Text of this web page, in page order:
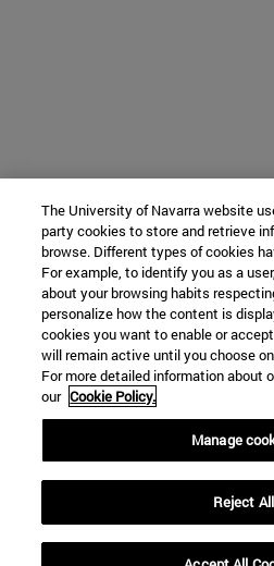
The University of Navarra website
party cookies to store and retrieve
browse. Different types of cookies
For example, to identify you as a
about your browsing habits
personalize how the content is
cookies you want to enable or
will remain active until you choose
For more detailed information about
our Cookie Policy.
Manage
Reject All